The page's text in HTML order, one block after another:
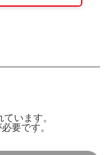
います。
要です。